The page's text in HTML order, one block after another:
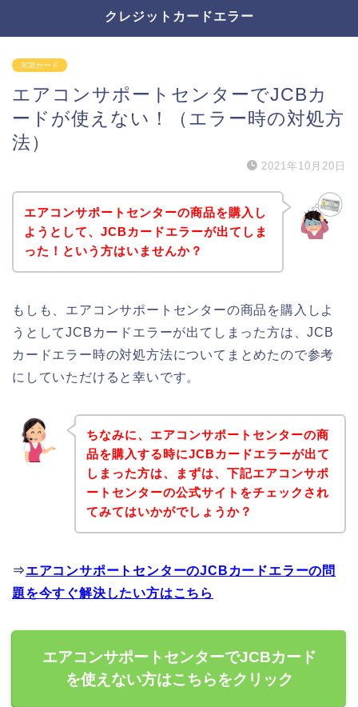
クレジットカードエラー
JCBカード
エアコンサポートセンターでJCBカ
ードが使えない！（エラー時の対処方
法）
2021年10月20日
エアコンサポートセンターの商品を購入し
ようとして、JCBカードエラーが出てしま
った！という方はいませんか？
もしも、エアコンサポートセンターの商品を購入しよ
うとしてJCBカードエラーが出てしまった方は、JCB
カードエラー時の対処方法についてまとめたので参考
にしていただけると幸いです。
ちなみに、エアコンサポートセンターの商
品を購入する時にJCBカードエラーが出て
しまった方は、まずは、下記エアコンサポ
ートセンターの公式サイトをチェックされ
てみてはいかがでしょうか？
⇒エアコンサポートセンターのJCBカードエラーの問
題を今すぐ解決したい方はこちら
エアコンサポートセンターでJCBカード
を使えない方はこちらをクリック